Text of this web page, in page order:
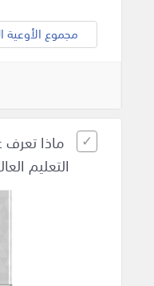
مجموع الأوعية
ماذا
التعليم